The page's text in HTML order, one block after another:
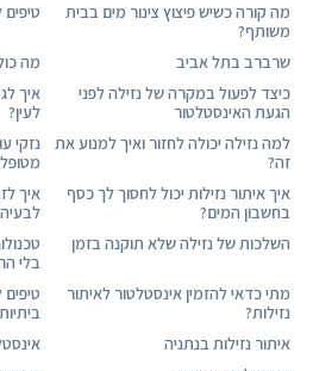
מה קורה כשיש פיצוץ צינור מים בבית
משותף?
שרברב בתל אביב
מה
כיצד לפעול במקרה של נזילה לפני
הגעת האינסטלטור
איך
לעין?
למה נזילה יכולה לחזור ואיך למנוע את
זה?
נזקי
איך איתור נזילות יכול לחסוך לך כסף
בחשבון המים?
איך
השלכות של נזילה שלא תוקנה בזמן
בלי
מתי כדאי להזמין אינסטלטור לאיתור
נזילות?
ביתיות
איתור נזילות בנתניה